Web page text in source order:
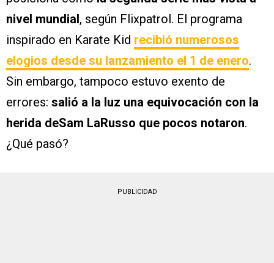
nivel mundial , según Flixpatrol. El programa
inspirado en Karate Kid recibió numerosos
elogios desde su lanzamiento el 1 de enero.
Sin embargo, tampoco estuvo exento de
errores: salió a la luz una equivocación con la
herida deSam LaRusso que pocos notaron.
¿Qué pasó?
PUBLICIDAD